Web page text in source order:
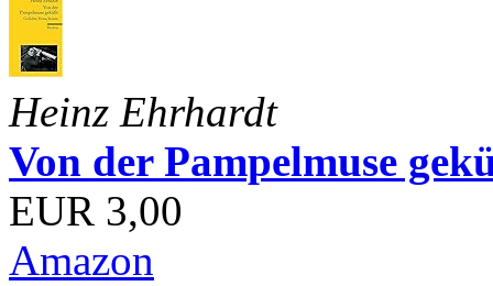
Heinz Ehrhardt
Von der Pampelmuse
EUR 3,00
Amazon